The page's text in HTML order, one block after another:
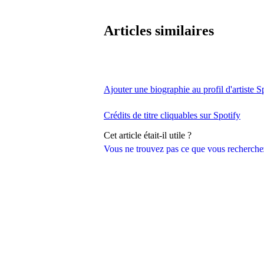
Vous ne trouvez pas ce que vous
Articles similaires
Ajouter une biographie au profil d'artiste
Crédits de titre cliquables sur Spotify
Cet article était-il utile ?